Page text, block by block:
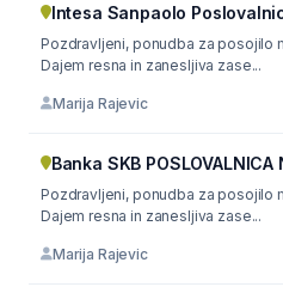
Intesa Sanpaolo
Pozdravljeni, ponudba za posojilo
Dajem resna in zanesljiva zase...
Marija Rajevic
Banka SKB POSLOVALNICA
Pozdravljeni, ponudba za posojilo
Dajem resna in zanesljiva zase...
Marija Rajevic